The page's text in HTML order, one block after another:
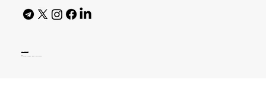
AI Policy
© 2026 High Bar Journal